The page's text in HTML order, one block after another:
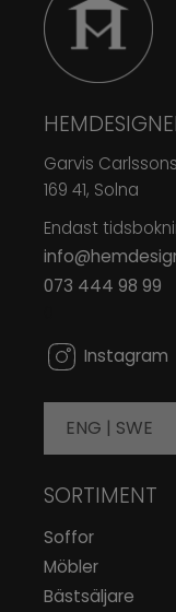
Garvis
169 41, Solna
Endast
073 444 98 99
Instagram
ENG | SWE
SORTIMENT
Soffor
Möbler
Bästsäljare